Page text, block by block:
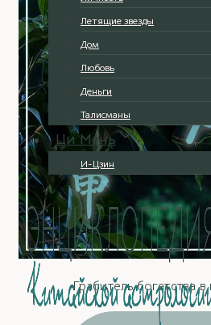
Летящие звезды
Дом
Любовь
Деньги
Талисманы
Ци Мень
И-Цзин
Грабитель богатства